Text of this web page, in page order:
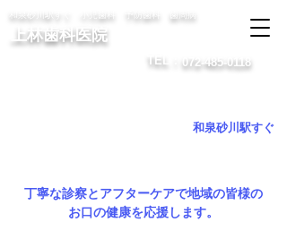
和泉砂川駅すぐ 小児歯科 予防歯科 歯周病
TEL： 072-485-0118
上林歯科医院
和泉砂川駅すぐ
丁寧な診察とアフターケアで地域の皆様の
お口の健康を応援します。